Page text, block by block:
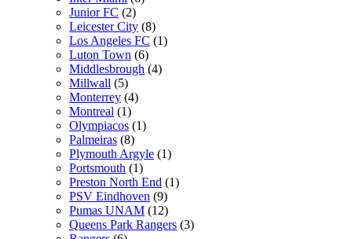
Junior FC (2)
Leicester City (8)
Los Angeles FC (1)
Luton Town (6)
Middlesbrough (4)
Millwall (5)
Monterrey (4)
Montreal (1)
Olympiacos (1)
Palmeiras (8)
Plymouth Argyle (1)
Portsmouth (1)
Preston North End (1)
PSV Eindhoven (9)
Pumas UNAM (12)
Queens Park Rangers (3)